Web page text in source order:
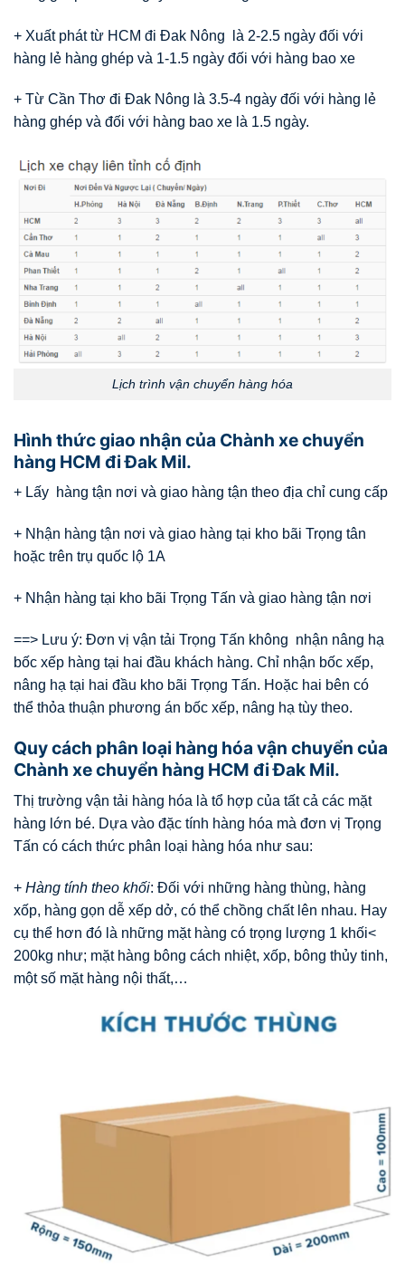
+ Xuất phát từ HCM đi Đak Nông là 2-2.5 ngày đối với
hàng lẻ hàng ghép và 1-1.5 ngày đối với hàng bao xe
+ Từ Cần Thơ đi Đak Nông là 3.5-4 ngày đối với hàng lẻ
hàng ghép và đối với hàng bao xe là 1.5 ngày.
Lịch trình vận chuyển hàng hóa
Hình thức giao nhận của Chành xe chuyển
hàng HCM đi Đak Mil.
+ Lấy hàng tận nơi và giao hàng tận theo địa chỉ cung cấp
+ Nhận hàng tận nơi và giao hàng tại kho bãi Trọng tân
hoặc trên trụ quốc lộ 1A
+ Nhận hàng tại kho bãi Trọng Tấn và giao hàng tận nơi
==> Lưu ý: Đơn vị vận tải Trọng Tấn không nhận nâng hạ
bốc xếp hàng tại hai đầu khách hàng. Chỉ nhận bốc xếp,
nâng hạ tại hai đầu kho bãi Trọng Tấn. Hoặc hai bên có
thể thỏa thuận phương án bốc xếp, nâng hạ tùy theo.
Quy cách phân loại hàng hóa vận chuyển của
Chành xe chuyển hàng HCM đi Đak Mil.
Thị trường vận tải hàng hóa là tổ hợp của tất cả các mặt
hàng lớn bé. Dựa vào đặc tính hàng hóa mà đơn vị Trọng
Tấn có cách thức phân loại hàng hóa như sau:
+ Hàng tính theo khối: Đối với những hàng thùng, hàng
xốp, hàng gọn dễ xếp dở, có thể chồng chất lên nhau. Hay
cụ thể hơn đó là những mặt hàng có trọng lượng 1 khối<
200kg như; mặt hàng bông cách nhiệt, xốp, bông thủy tinh,
một số mặt hàng nội thất,…